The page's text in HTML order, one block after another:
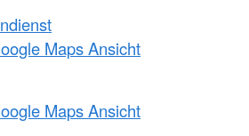
Maps Ansicht
Maps Ansicht